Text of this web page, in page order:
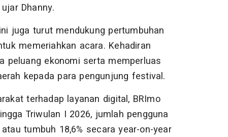
Dhanny.
juga turut mendukung pertumbuhan
memeriahkan acara. Kehadiran
peluang ekonomi serta memperluas
kepada para pengunjung festival.
terhadap layanan digital, BRImo
Triwulan I 2026, jumlah pengguna
tumbuh 18,6% secara year-on-year